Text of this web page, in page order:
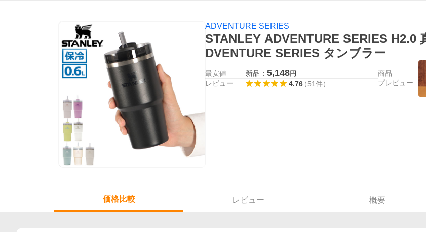
ADVENTURE SERIES
STANLEY ADVENTURE SERIES
DVENTURE SERIES タンブラー
最安値 新品： 5,148円
レビュー 4.76（51件）
商品
プレビュー
価格比較 レビュー 概要